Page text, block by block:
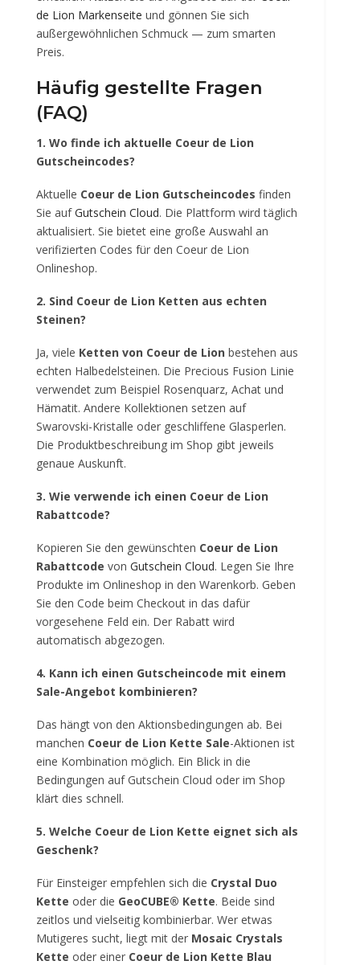
de Lion Markenseite und gönnen Sie sich
außergewöhnlichen Schmuck — zum smarten
Preis.
Häufig gestellte Fragen
(FAQ)
1. Wo finde ich aktuelle Coeur de Lion
Gutscheincodes?
Aktuelle Coeur de Lion Gutscheincodes finden
Sie aufGutschein Cloud. Die Plattform wird täglich
aktualisiert. Sie bietet eine große Auswahl an
verifizierten Codes für den Coeur de Lion
Onlineshop.
2. Sind Coeur de Lion Ketten aus echten
Steinen?
Ja, viele Ketten von Coeur de Lion bestehen aus
echten Halbedelsteinen. Die Precious Fusion Linie
verwendet zum Beispiel Rosenquarz, Achat und
Hämatit. Andere Kollektionen setzen auf
Swarovski-Kristalle oder geschliffene Glasperlen.
Die Produktbeschreibung im Shop gibt jeweils
genaue Auskunft.
3. Wie verwende ich einen Coeur de Lion
Rabattcode?
Kopieren Sie den gewünschten Coeur de Lion
Rabattcode von Gutschein Cloud. Legen Sie Ihre
Produkte im Onlineshop in den Warenkorb. Geben
Sie den Code beim Checkout in das dafür
vorgesehene Feld ein. Der Rabatt wird
automatisch abgezogen.
4. Kann ich einen Gutscheincode mit einem
Sale-Angebot kombinieren?
Das hängt von den Aktionsbedingungen ab. Bei
manchen Coeur de Lion Kette Sale-Aktionen ist
eine Kombination möglich. Ein Blick in die
Bedingungen auf Gutschein Cloud oder im Shop
klärt dies schnell.
5. Welche Coeur de Lion Kette eignet sich als
Geschenk?
Für Einsteiger empfehlen sich die Crystal Duo
Kette oder die GeoCUBE® Kette. Beide sind
zeitlos und vielseitig kombinierbar. Wer etwas
Mutigeres sucht, liegt mit der Mosaic Crystals
Kette oder einer Coeur de Lion Kette Blau